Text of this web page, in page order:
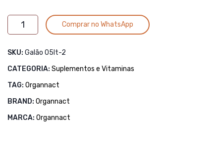
GLICOL
TURBO
quantidade
Comprar no WhatsApp
SKU: Galão 05lt-2
CATEGORIA: Suplementos e Vitaminas
TAG: Organnact
BRAND: Organnact
MARCA: Organnact